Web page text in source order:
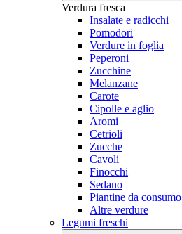
Verdura fresca
Insalate e radicchi
Pomodori
Verdure in foglia
Peperoni
Zucchine
Melanzane
Carote
Cipolle e aglio
Aromi
Cetrioli
Zucche
Cavoli
Finocchi
Sedano
Piantine da consumo
Altre verdure
Legumi freschi